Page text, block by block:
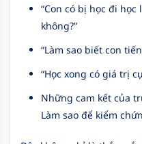
“Con có bị học đi
không?”
“Làm sao biết con tiến
“Học xong có giá trị
Những cam kết của
Làm sao để kiểm